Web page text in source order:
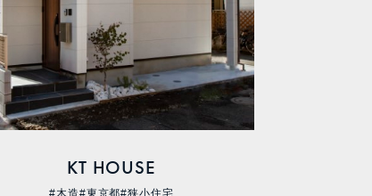
KT HOUSE
#木造#東京都#狭小住宅